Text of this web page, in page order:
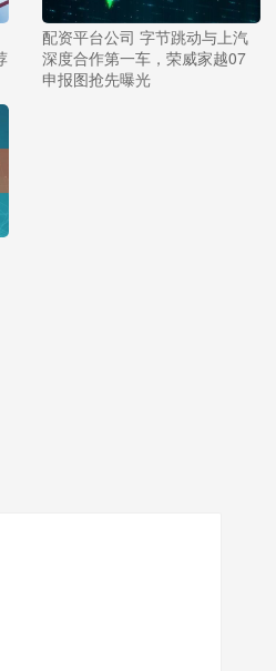
配资平台公司 字节跳动与上汽
深度合作第一车，荣威家越07
申报图抢先曝光